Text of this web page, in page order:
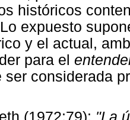
históricos
expuesto
y el actual,
para el
ser considerada
(1972:79): "La